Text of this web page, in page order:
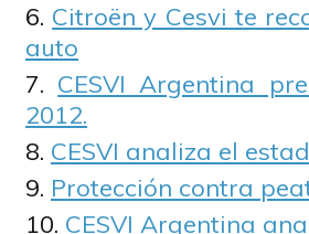
Citroën y Cesvi te
auto
CESVI Argentina
2012.
CESVI analiza el
Protección contra
CESVI Argentina